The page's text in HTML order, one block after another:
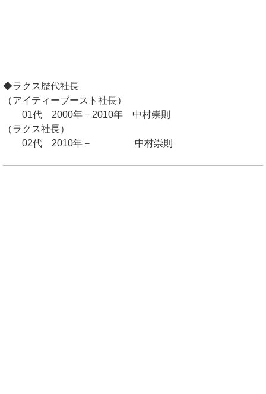
◆ラクス歴代社長
（アイティーブースト社長）
01代 2000年－2010年 中村崇則
（ラクス社長）
02代 2010年－ 中村崇則